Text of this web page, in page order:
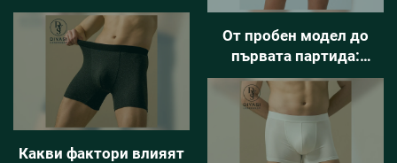
производство с нисък
минимален обем на
поръчка
Какви фактори влияят
От пробен модел до
първата партида:
Ръководство за
стартъпи в областта на
бельото